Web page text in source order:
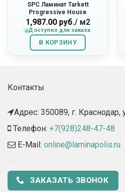
SPC Ламинат Tarkett
Progressive House
277007027 «Max»
1,987.00руб./ м2
Доступно для заказа
В КОРЗИНУ
Контакты
Адрес: 350089, г. Краснодар,
Телефон: +7(928)248-47-48
E-Mail: online@laminapolis.ru
ЗАКАЗАТЬ ЗВОНОК